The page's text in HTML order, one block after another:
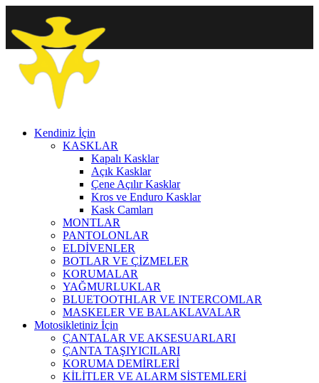
Kendiniz İçin
KASKLAR
Kapalı Kasklar
Açık Kasklar
Çene Açılır Kasklar
Kros ve Enduro Kasklar
Kask Camları
MONTLAR
PANTOLONLAR
ELDİVENLER
BOTLAR VE ÇİZMELER
KORUMALAR
YAĞMURLUKLAR
BLUETOOTHLAR VE INTERCOMLAR
MASKELER VE BALAKLAVALAR
Motosikletiniz İçin
ÇANTALAR VE AKSESUARLARI
ÇANTA TAŞIYICILARI
KORUMA DEMİRLERİ
KİLİTLER VE ALARM SİSTEMLERİ